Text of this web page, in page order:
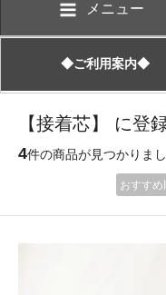
メニュー
◆ご利用案内◆
【接着芯】 に登
4件の商品が見つかりま
おすすめ